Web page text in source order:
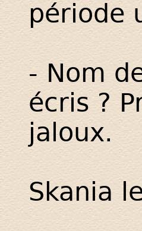
période
- Nom
écris ?
jaloux.
Skania